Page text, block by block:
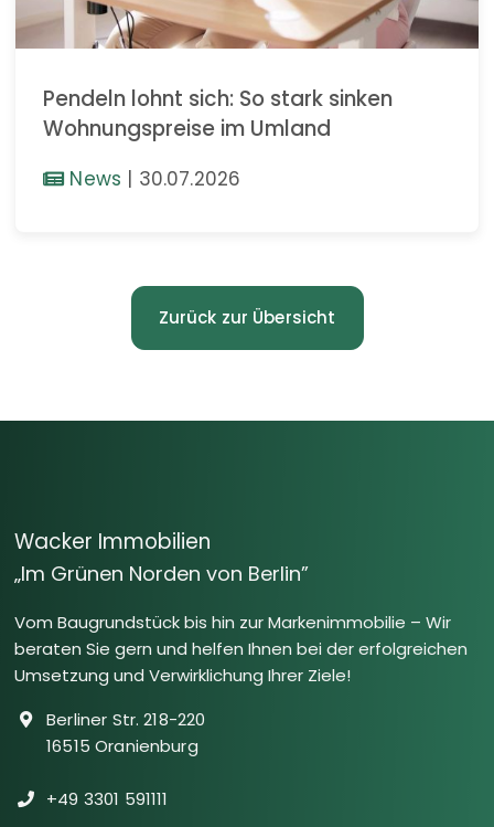
Pendeln lohnt sich: So stark sinken
Wohnungspreise im Umland
News | 30.07.2026
Zurück zur Übersicht
Wacker Immobilien
„Im Grünen Norden von Berlin”
Vom Baugrundstück bis hin zur Markenimmobilie – Wir
beraten Sie gern und helfen Ihnen bei der erfolgreichen
Umsetzung und Verwirklichung Ihrer Ziele!
Berliner Str. 218-220
16515 Oranienburg
+49 3301 591111